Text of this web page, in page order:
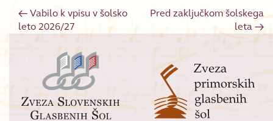
Post navigation
← Vabilo k vpisu v šolsko
leto 2026/27
Pred zaključkom šolskega
leta →